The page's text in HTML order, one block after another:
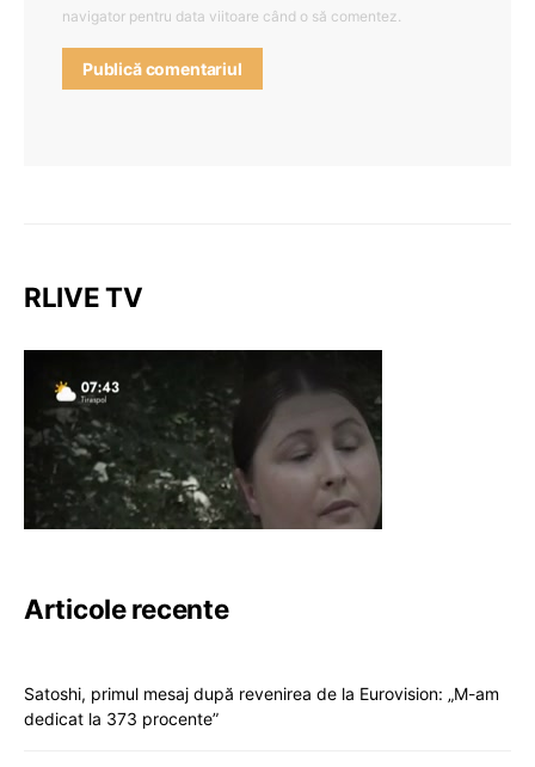
navigator pentru data viitoare când o să comentez.
RLIVE TV
Articole recente
Satoshi, primul mesaj după revenirea de la Eurovision: „M-am
dedicat la 373 procente”